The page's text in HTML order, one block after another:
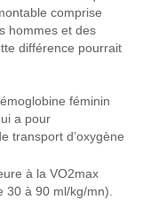
comprise
hommes et des
différence pourrait
féminin
a pour
transport d’oxygène
à la VO2max
30 à 90 ml/kg/mn).